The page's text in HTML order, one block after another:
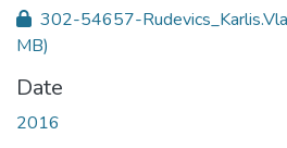
302-54657-
MB)
Date
2016